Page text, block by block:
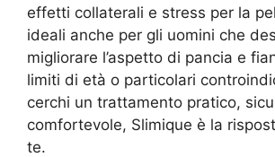
effetti collaterali e stress per la
ideali anche per gli uomini che
migliorare l’aspetto di pancia e
limiti di età o particolari
cerchi un trattamento pratico,
comfortevole, Slimique è la
te.